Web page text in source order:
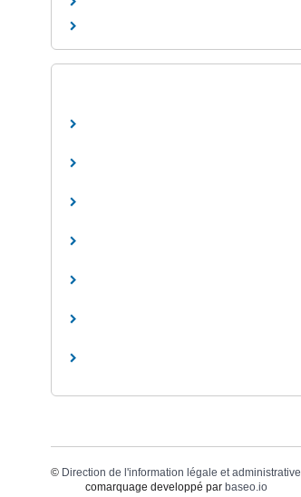
© Direction de l'information légale et administrative
comarquage developpé par baseo.io